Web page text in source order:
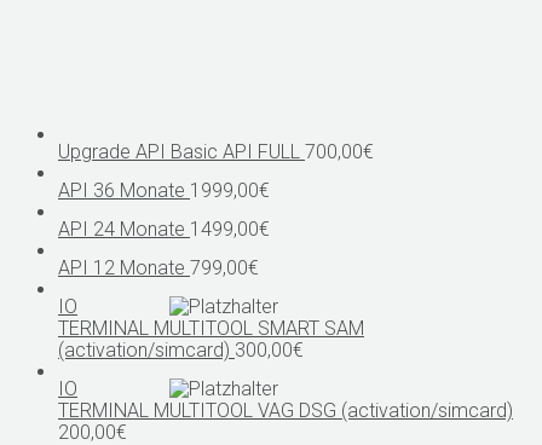
Upgrade API Basic API FULL 700,00€
API 36 Monate 1999,00€
API 24 Monate 1499,00€
API 12 Monate 799,00€
IO
TERMINAL MULTITOOL SMART SAM
(activation/simcard) 300,00€
IO
TERMINAL MULTITOOL VAG DSG (activation/simcard)
200,00€